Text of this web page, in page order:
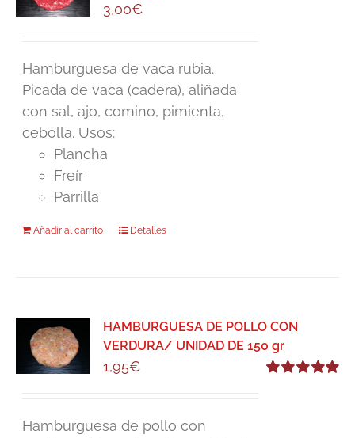
3,00€
Hamburguesa de vaca rubia.
Picada de vaca (cadera), aliñada
con sal, ajo, comino, pimienta,
cebolla. Usos:
Plancha
Freír
Parrilla
Añadir al carrito Detalles
HAMBURGUESA DE POLLO CON
VERDURA/ UNIDAD DE 150 gr
1,95€
Hamburguesa de pollo con